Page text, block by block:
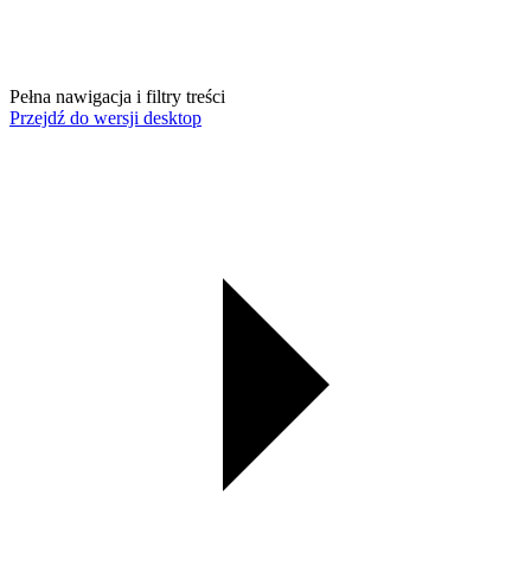
Pełna nawigacja i filtry treści
Przejdź do wersji desktop